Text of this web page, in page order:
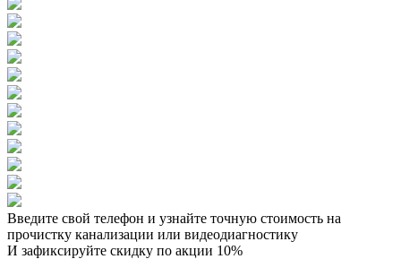
Введите свой телефон и узнайте точную стоимость на
прочистку канализации или видеодиагностику
И зафиксируйте скидку по акции 10%